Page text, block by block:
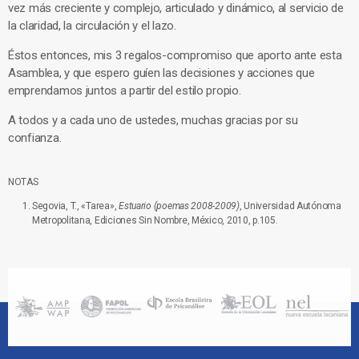
vez más creciente y complejo, articulado y dinámico, al servicio de
la claridad, la circulación y el lazo.
Éstos entonces, mis 3 regalos-compromiso que aporto ante esta
Asamblea, y que espero guíen las decisiones y acciones que
emprendamos juntos a partir del estilo propio.
A todos y a cada uno de ustedes, muchas gracias por su
confianza.
NOTAS
Segovia, T., «Tarea»,Estuario (poemas 2008-2009), Universidad Autónoma
Metropolitana, Ediciones Sin Nombre, México, 2010, p.105.